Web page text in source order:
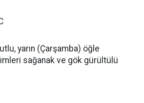
yarın (Çarşamba) öğle
sağanak ve gök gürültülü